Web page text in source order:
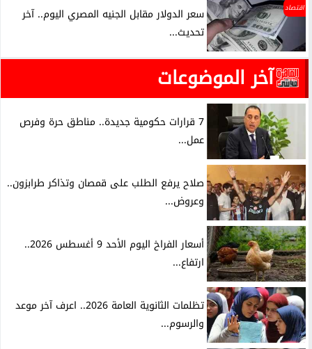
اقتصاد
سعر الدولار مقابل الجنيه المصري اليوم.. آخر
تحديث...
آخر الموضوعات
7 قرارات حكومية جديدة.. مناطق حرة وفرص
عمل...
صلاح يرفع الطلب على قمصان وتذاكر طرابزون..
وعروض...
أسعار الفراخ اليوم الأحد 9 أغسطس 2026..
ارتفاع...
تظلمات الثانوية العامة 2026.. اعرف آخر موعد
والرسوم...